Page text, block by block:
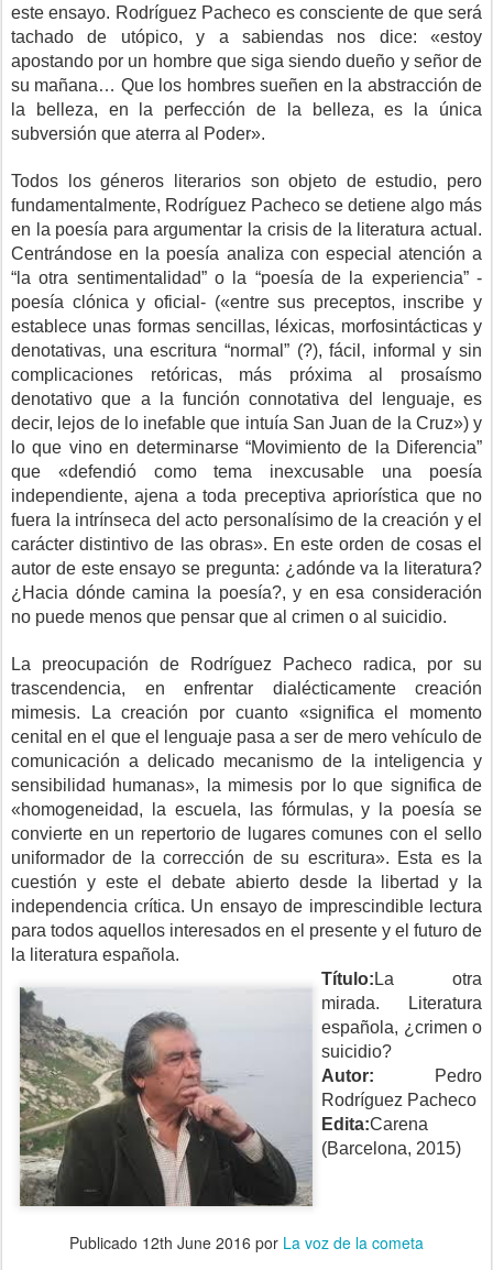
este ensayo. Rodríguez Pacheco es consciente de que será
tachado de utópico, y a sabiendas nos dice: «estoy
apostando por un hombre que siga siendo dueño y señor de
su mañana… Que los hombres sueñen en la abstracción de
la belleza, en la perfección de la belleza, es la única
subversión que aterra al Poder».
Todos los géneros literarios son objeto de estudio, pero
fundamentalmente, Rodríguez Pacheco se detiene algo más
en la poesía para argumentar la crisis de la literatura actual.
Centrándose en la poesía analiza con especial atención a
“la otra sentimentalidad” o la “poesía de la experiencia” -
poesía clónica y oficial- («entre sus preceptos, inscribe y
establece unas formas sencillas, léxicas, morfosintácticas y
denotativas, una escritura “normal” (?), fácil, informal y sin
complicaciones retóricas, más próxima al prosaísmo
denotativo que a la función connotativa del lenguaje, es
decir, lejos de lo inefable que intuía San Juan de la Cruz») y
lo que vino en determinarse “Movimiento de la Diferencia”
que «defendió como tema inexcusable una poesía
independiente, ajena a toda preceptiva apriorística que no
fuera la intrínseca del acto personalísimo de la creación y el
carácter distintivo de las obras». En este orden de cosas el
autor de este ensayo se pregunta: ¿adónde va la literatura?
¿Hacia dónde camina la poesía?, y en esa consideración
no puede menos que pensar que al crimen o al suicidio.
La preocupación de Rodríguez Pacheco radica, por su
trascendencia, en enfrentar dialécticamente creación
mimesis. La creación por cuanto «significa el momento
cenital en el que el lenguaje pasa a ser de mero vehículo de
comunicación a delicado mecanismo de la inteligencia y
sensibilidad humanas», la mimesis por lo que significa de
«homogeneidad, la escuela, las fórmulas, y la poesía se
convierte en un repertorio de lugares comunes con el sello
uniformador de la corrección de su escritura». Esta es la
cuestión y este el debate abierto desde la libertad y la
independencia crítica. Un ensayo de imprescindible lectura
para todos aquellos interesados en el presente y el futuro de
la literatura española.
Título: La otra
mirada. Literatura
española, ¿crimen o
suicidio?
Autor:
Pedro
Rodríguez Pacheco
Edita:Carena
(Barcelona, 2015)
Publicado 12th June 2016 por La voz de la cometa